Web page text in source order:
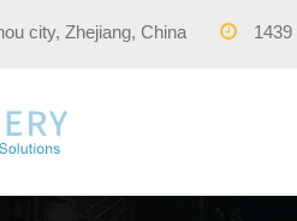
city, Zhejiang, China